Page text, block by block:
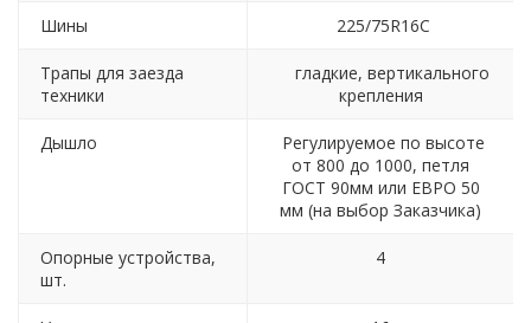
Шины 225/75R16C
Трапы для заезда
техники
гладкие, вертикального
крепления
Дышло
Регулируемое по высоте
от 800 до 1000, петля
ГОСТ 90мм или ЕВРО 50
мм (на выбор Заказчика)
Опорные устройства,
шт.
4